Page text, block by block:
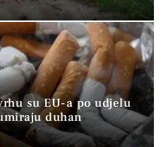
su EU-a po udjelu
duhan